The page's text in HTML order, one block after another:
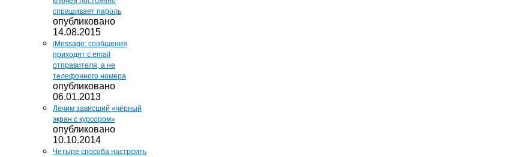
спрашивает пароль
опубликовано
14.08.2015
iMessage: сообщения
приходят с email
отправителя, а не
телефонного номера
опубликовано
06.01.2013
Лечим зависший «чёрный
экран с курсором»
опубликовано
10.10.2014
Четыре способа настроить